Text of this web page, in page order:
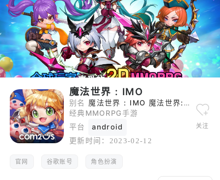
魔法世界 : IMO
别名 魔法世界 : IMO 魔法世界:IMO
经典MMORPG手游
平台
android
更新时间： 2023-02-12
关注
官网 谷歌账号 角色扮演